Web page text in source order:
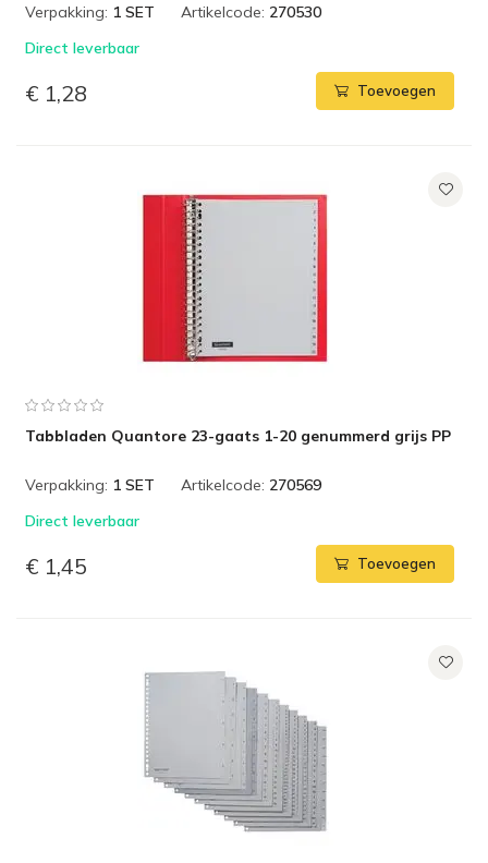
Verpakking: 1 SET Artikelcode: 270530
Direct leverbaar
€ 1,28 Toevoegen
Tabbladen Quantore 23-gaats 1-20 genummerd grijs PP
Verpakking: 1 SET Artikelcode: 270569
Direct leverbaar
€ 1,45 Toevoegen